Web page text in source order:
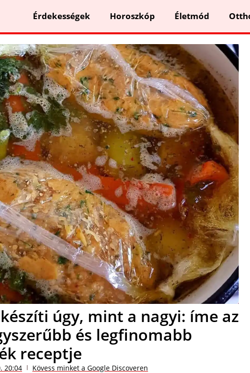
Érdekességek Horoszkóp Életmód
úgy, mint a nagyi: íme az
és legfinomabb
receptje
20:04 Kövess minket a Google Discoveren